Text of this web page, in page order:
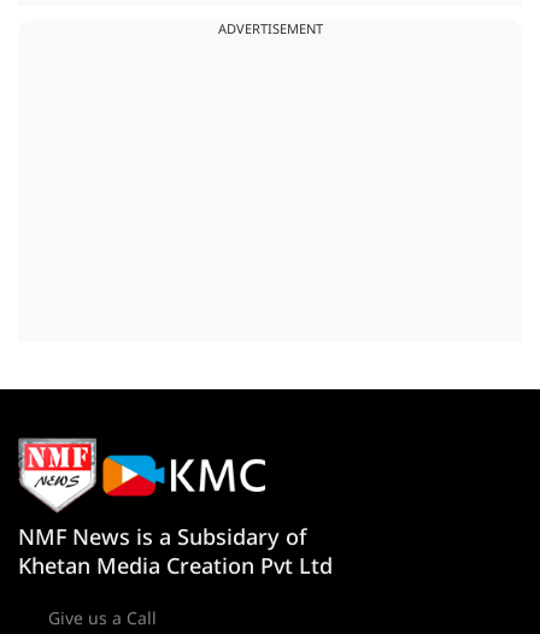
ADVERTISEMENT
NMF News is a Subsidary of
Khetan Media Creation Pvt Ltd
Give us a Call